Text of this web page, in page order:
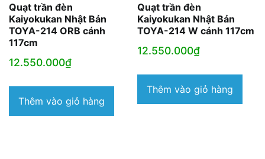
Quạt trần đèn
Kaiyokukan Nhật Bản
TOYA-214 ORB cánh
117cm
12.550.000₫
Thêm vào giỏ hàng
Quạt trần đèn
Kaiyokukan Nhật Bản
TOYA-214 W cánh 117cm
12.550.000₫
Thêm vào giỏ hàng